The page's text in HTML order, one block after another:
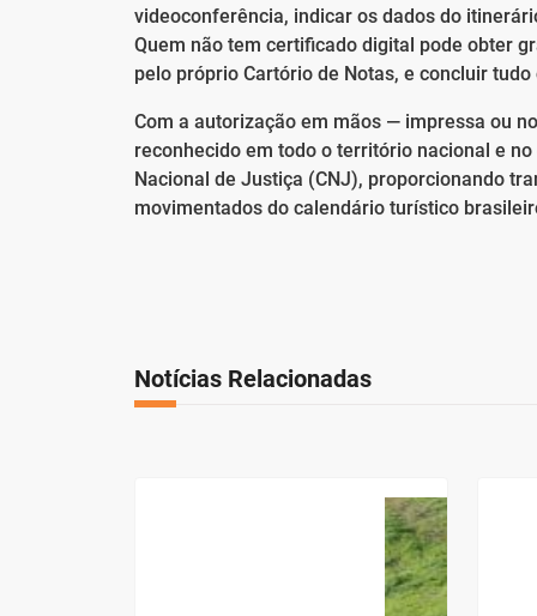
videoconferência, indicar os dados do
Quem não tem certificado digital pode obter
pelo próprio Cartório de Notas, e concluir tudo
Com a autorização em mãos — impressa ou
reconhecido em todo o território nacional e
Nacional de Justiça (CNJ), proporcionando
movimentados do calendário turístico
Notícias Relacionadas